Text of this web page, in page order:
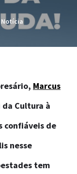
Notícia
Marcus
Cultura à
confiáveis de
nesse
tem